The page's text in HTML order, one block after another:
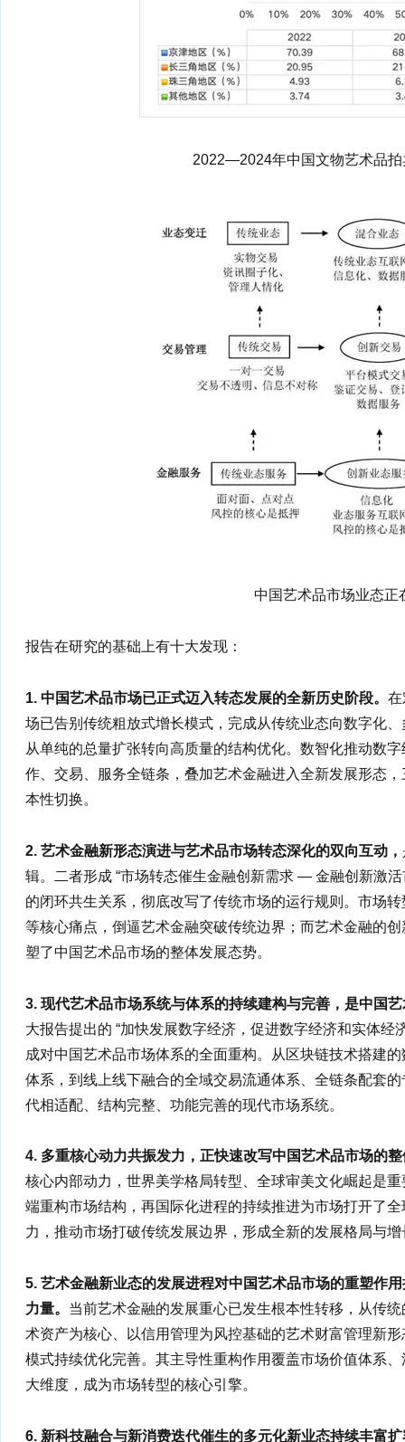
2022—2024年中国文物艺术品
中国艺术品市场业态正
报告在研究的基础上有十大发现：
1. 中国艺术品市场已正式迈入转态发展的全新历史阶段。 在
场已告别传统粗放式增长模式，完成从传统业态向数字化
从单纯的总量扩张转向高质量的结构优化。数智化推动数
作、交易、服务全链条，叠加艺术金融进入全新发展形态
本性切换。
2. 艺术金融新形态演进与艺术品市场转态深化的双向互动，
辑。二者形成 “市场转态催生金融创新需求 — 金融创新激
的闭环共生关系，彻底改写了传统市场的运行规则。市场
等核心痛点，倒逼艺术金融突破传统边界；而艺术金融的
塑了中国艺术品市场的整体发展态势。
3. 现代艺术品市场系统与体系的持续建构与完善，是中国
大报告提出的 “加快发展数字经济，促进数字经济和实体经
成对中国艺术品市场体系的全面重构。从区块链技术搭建
体系，到线上线下融合的全域交易流通体系、全链条配套
代相适配、结构完整、功能完善的现代市场系统。
4. 多重核心动力共振发力，正快速改写中国艺术品市场的
核心内部动力，世界美学格局转型、全球审美文化崛起是
端重构市场结构，再国际化进程的持续推进为市场打开了
力，推动市场打破传统发展边界，形成全新的发展格局与
5. 艺术金融新业态的发展进程对中国艺术品市场的重塑作
力量。 当前艺术金融的发展重心已发生根本性转移，从传
术资产为核心、以信用管理为风控基础的艺术财富管理新
模式持续优化完善。其主导性重构作用覆盖市场价值体系
大维度，成为市场转型的核心引擎。
6. 新科技融合与新消费迭代催生的多元化新业态持续丰富